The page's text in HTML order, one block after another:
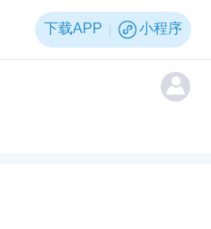
下载APP 小程序